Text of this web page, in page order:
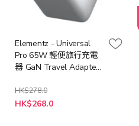
Elementz - Universal
Pro 65W 輕便旅行充電
器 GaN Travel Adapter
HK$278.0
特
殊
HK$268.0